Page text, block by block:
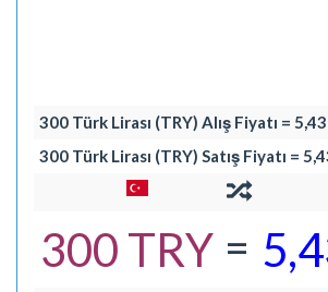
300 Türk Lirası (TRY) Alış Fiyatı =
300 Türk Lirası (TRY) Satış Fiyatı =
300 TRY =